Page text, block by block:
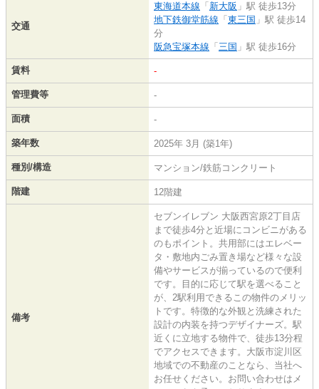
交通
東海道本線 「 新大阪 」駅 徒歩13分
地下鉄御堂筋線 「 東三国 」駅 徒歩14
分
阪急宝塚本線 「 三国 」駅 徒歩16分
賃料 -
管理費等 -
面積 -
築年数 2025年 3月 (築1年)
種別/構造 マンション/鉄筋コンクリート
階建 12階建
備考
セブンイレブン 大阪西宮原2丁目店
まで徒歩4分と近場にコンビニがある
のもポイント。共用部にはエレベー
タ・敷地内ごみ置き場など様々な設
備やサービスが揃っているので便利
です。目的に応じて駅を選べること
が、2駅利用できるこの物件のメリッ
トです。特徴的な外観と洗練された
設計の内装を持つデザイナーズ。駅
近くに立地する物件で、徒歩13分程
でアクセスできます。大阪市淀川区
地域での不動産のことなら、当社へ
お任せください。お問い合わせはメ